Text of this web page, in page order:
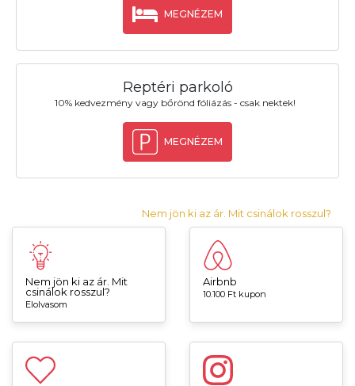
MEGNÉZEM
Reptéri parkoló
10% kedvezmény vagy bőrönd fóliázás - csak nektek!
MEGNÉZEM
Nem jön ki az ár. Mit csinálok rosszul?
Nem jön ki az ár. Mit
csinálok rosszul?
Elolvasom
Airbnb
10.100 Ft kupon